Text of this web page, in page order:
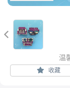

温
收藏